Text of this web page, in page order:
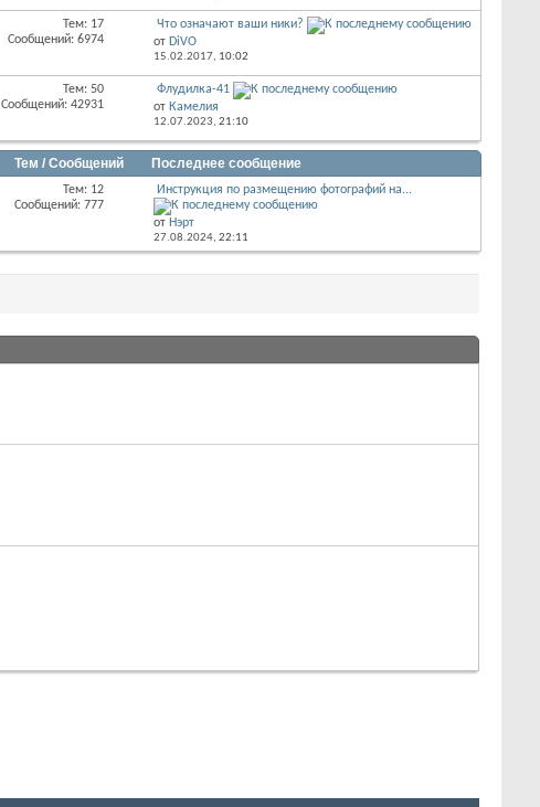
Тем: 17
Сообщений: 6974
Что означают ваши ники?
от DiVO
15.02.2017, 10:02
Тем: 50
Сообщений: 42931
Флудилка-41
от Камелия
12.07.2023, 21:10
Тем / Сообщений Последнее сообщение
Тем: 12
Сообщений: 777
Инструкция по размещению фотографий на...
от Нэрт
27.08.2024, 22:11